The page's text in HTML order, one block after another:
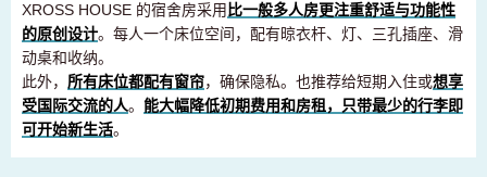
XROSS HOUSE 的宿舍房采用比一般多人房更注重舒适与功能性
的原创设计。每人一个床位空间，配有晾衣杆、灯、三孔插座、滑
动桌和收纳。
此外， 所有床位都配有窗帘，确保隐私。也推荐给短期入住或想享
受国际交流的人。 能大幅降低初期费用和房租，只带最少的行李即
可开始新生活。